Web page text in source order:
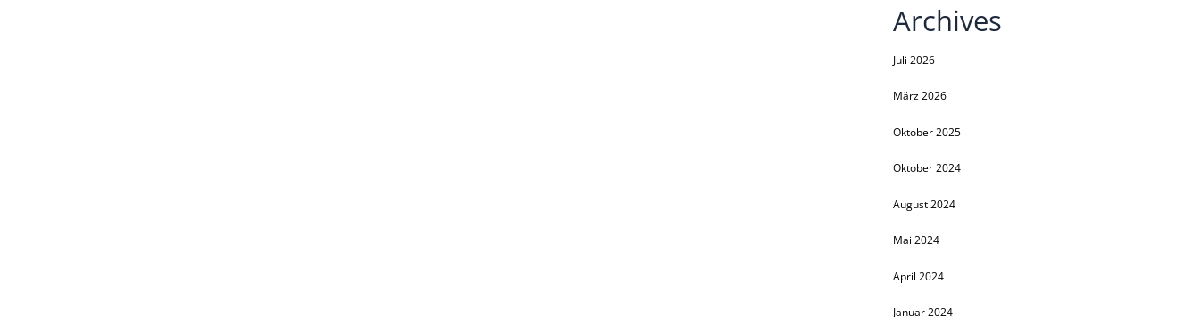
Archives
Juli 2026
März 2026
Oktober 2025
Oktober 2024
August 2024
Mai 2024
April 2024
Januar 2024